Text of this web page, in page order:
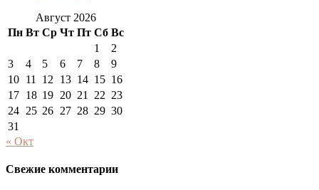
Август 2026
Пн Вт Ср Чт Пт Сб Вс
1
2
3
4 5 6 7 8
9
10 11 12 13 14 15 16
17 18 19 20 21 22 23
24 25 26 27 28 29 30
31
« Окт
Свежие комментарии